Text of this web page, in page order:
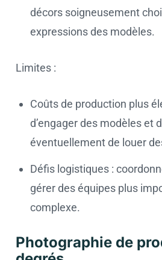
décors soigneusement
expressions des modèles.
Limites :
Coûts de production plus
d’engager des modèles et
éventuellement de louer
Défis logistiques :
gérer des équipes plus
complexe.
Photographie de